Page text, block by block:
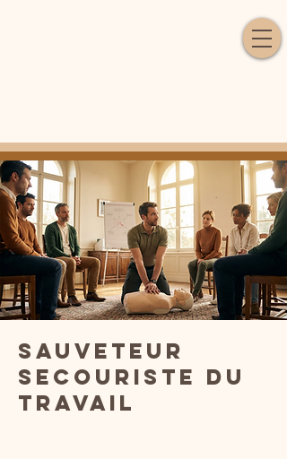
Sauveteur
Secouriste du
Travail